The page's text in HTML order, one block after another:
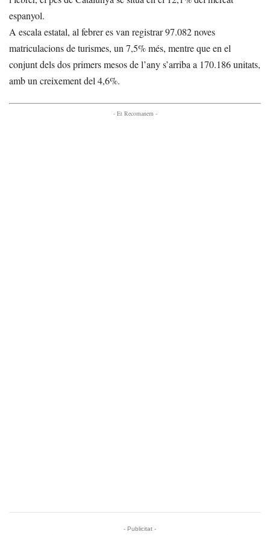
espanyol.
A escala estatal, al febrer es van registrar 97.082 noves
matriculacions de turismes, un 7,5% més, mentre que en el
conjunt dels dos primers mesos de l’any s’arriba a 170.186 unitats,
amb un creixement del 4,6%.
- Et Recomanem -
- Publicitat -